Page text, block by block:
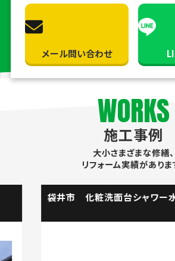
メール問い合わせ
WORKS
施工事例
大小さまざまな修繕、
リフォーム実績がありま
袋井市 化粧洗面台シャワー水栓取